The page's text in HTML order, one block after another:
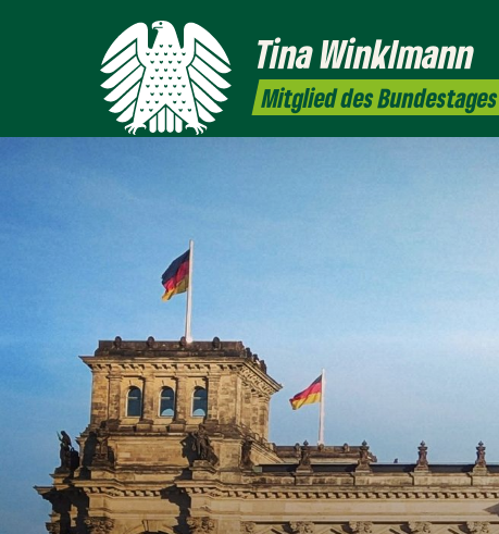
TinaWinklmann
Mitglied des Bundestages